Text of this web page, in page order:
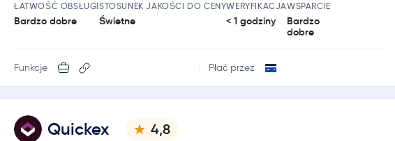
ŁATWOŚĆ OBSŁUGI
Bardzo dobre
STOSUNEK JAKOŚCI DO CENY
Świetne
WERYFIKACJA
< 1 godziny
WSPARCIE
Bardzo
dobre
Funkcje Płać przez
Quickex 4,8